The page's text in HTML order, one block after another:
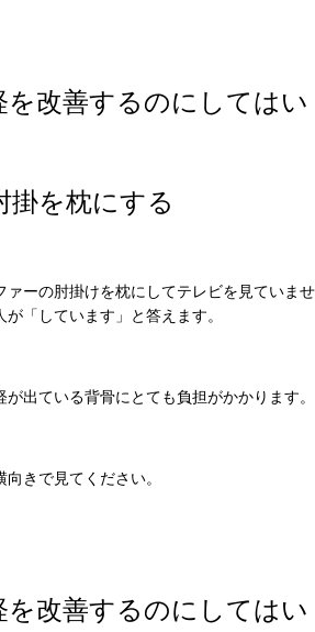
を改善するのにしてはい
を枕にする
ァーの肘掛けを枕にしてテレビを見ていませ
「しています」と答えます。
出ている背骨にとても負担がかかります。
きで見てください。
を改善するのにしてはい